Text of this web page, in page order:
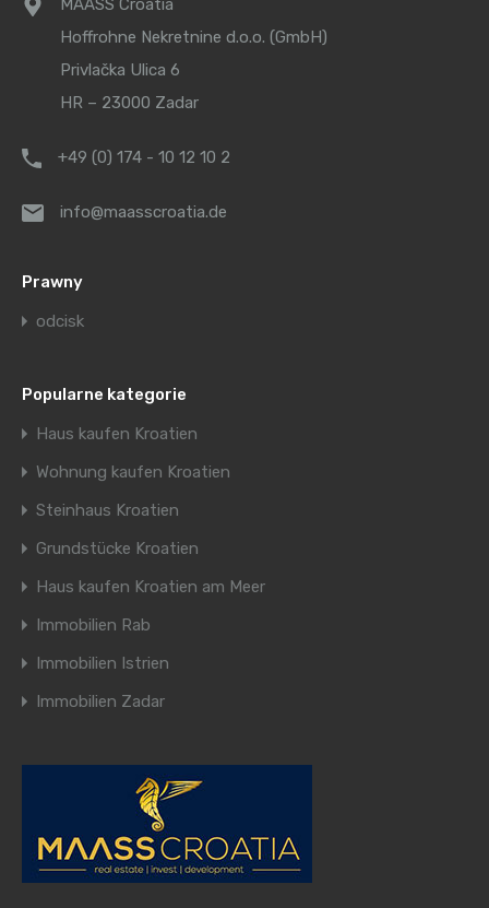
MAASS Croatia
Hoffrohne Nekretnine d.o.o. (GmbH)
Privlačka Ulica 6
HR – 23000 Zadar
+49 (0) 174 - 10 12 10 2
info@maasscroatia.de
Prawny
odcisk
Popularne kategorie
Haus kaufen Kroatien
Wohnung kaufen Kroatien
Steinhaus Kroatien
Grundstücke Kroatien
Haus kaufen Kroatien am Meer
Immobilien Rab
Immobilien Istrien
Immobilien Zadar